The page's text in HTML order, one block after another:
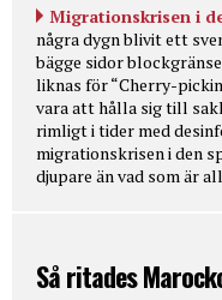
Migrationskrisen i
några dygn blivit ett
bägge sidor
liknas för “Cherry-
vara att hålla sig till
rimligt i tider med
migrationskrisen i den
djupare än vad som är
Så ritades